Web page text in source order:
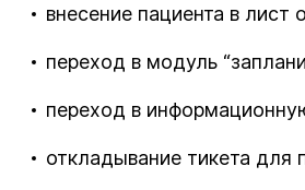
внесение пациента в лист
переход в модуль
переход в
откладывание тикета для